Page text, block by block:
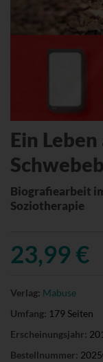
Ein
Biografiearbeit
Soziotherapie
23,99 €
Verlag: Mabuse
Umfang: 179 Seiten
Erscheinungsjahr:
Bestellnummer: